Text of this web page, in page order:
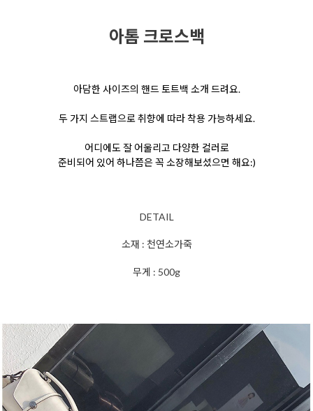
아톰 크로스백
아담한 사이즈의 핸드 토트백 소개 드려요.
두 가지 스트랩으로 취향에 따라 착용 가능하세요.
어디에도 잘 어울리고 다양한 컬러로
준비되어 있어 하나쯤은 꼭 소장해보셨으면 해요:)
DETAIL
소재 : 천연소가죽
무게 : 500g